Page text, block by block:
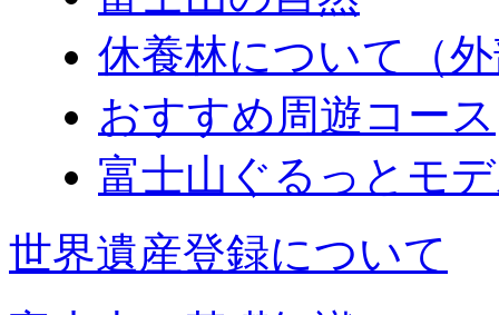
休養林について（
おすすめ周遊コース
富士山ぐるっとモ
世界遺産登録について